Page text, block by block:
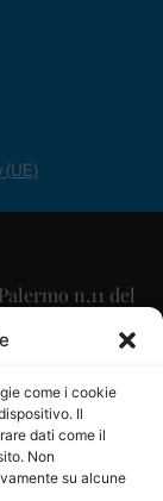
come i cookie
Il
dati come il
Non
su alcune
(UE)
n.11 del